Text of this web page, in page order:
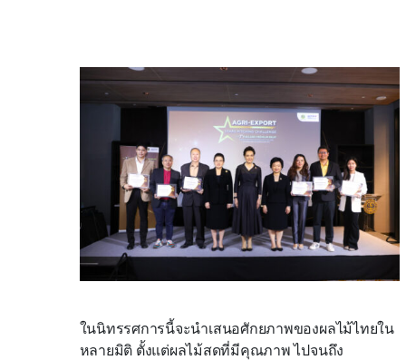
ในนิทรรศการนี้จะนำเสนอศักยภาพของผลไม้ไทยใน
หลายมิติ ตั้งแต่ผลไม้สดที่มีคุณภาพ ไปจนถึง